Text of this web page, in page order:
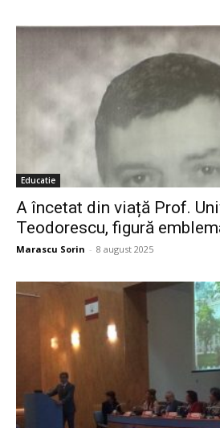
Educatie
A încetat din viață Prof.
Teodorescu, figură
Marascu Sorin - 8 august 2025